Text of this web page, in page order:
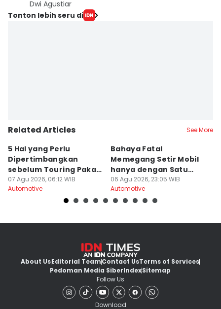
Dwi Agustiar
Tonton lebih seru di
Related Articles See More
5 Hal yang Perlu
Dipertimbangkan
sebelum Touring Pakai
Motor Matic
07 Agu 2026, 06:12 WIB
Automotive
Bahaya Fatal
Memegang Setir Mobil
hanya dengan Satu
Tangan
06 Agu 2026, 23:05 WIB
Automotive
About UsEditorial TeamContact UsTerms of Services
Pedoman Media SiberIndexSitemap
Follow Us
Download